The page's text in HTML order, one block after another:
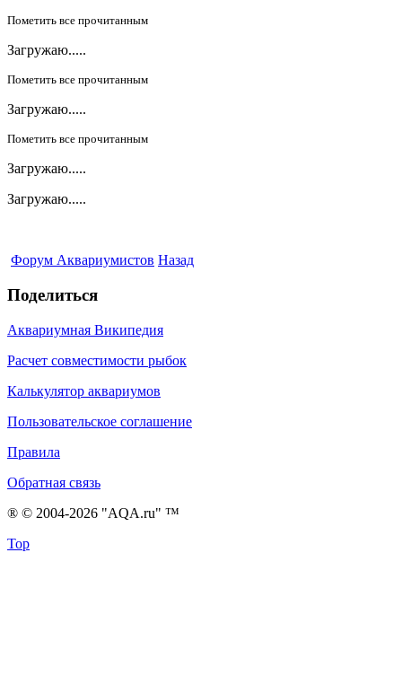
Пометить все прочитанным
Загружаю.....
Пометить все прочитанным
Загружаю.....
Пометить все прочитанным
Загружаю.....
Загружаю.....
Форум Аквариумистов Назад
Поделиться
Аквариумная Википедия
Расчет совместимости рыбок
Калькулятор аквариумов
Пользовательское соглашение
Правила
Обратная связь
® © 2004-2026 "AQA.ru" ™
Top